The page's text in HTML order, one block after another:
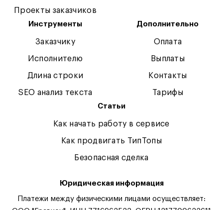
Проекты заказчиков
Инструменты
Заказчику
Исполнителю
Длина строки
SEO анализ текста
Дополнительно
Оплата
Выплаты
Контакты
Тарифы
Статьи
Как начать работу в сервисе
Как продвигать ТипТопы
Безопасная сделка
Юридическая информация
Платежи между физическими лицами осуществляет: